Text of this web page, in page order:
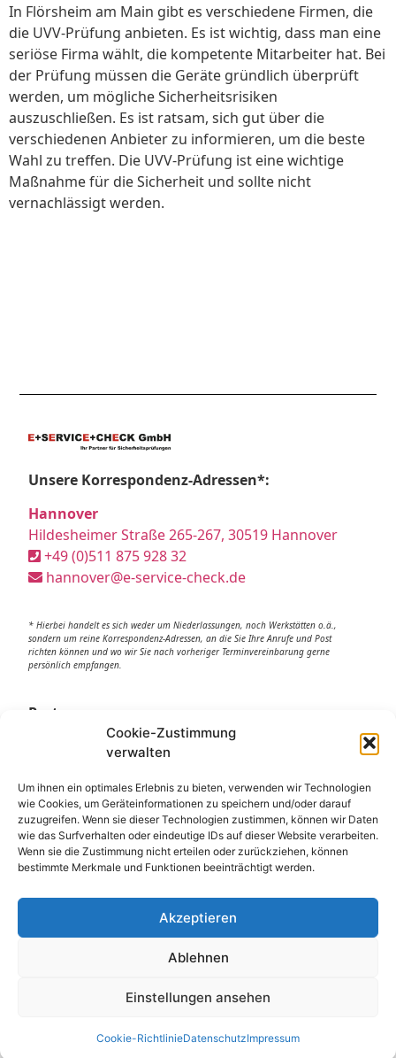
Cookie-Zustimmung
verwalten
Um ihnen ein optimales Erlebnis zu bieten, verwenden wir Technologien
wie Cookies, um Geräteinformationen zu speichern und/oder darauf
zuzugreifen. Wenn sie dieser Technologien zustimmen, können wir Daten
wie das Surfverhalten oder eindeutige IDs auf dieser Website verarbeiten.
Wenn sie die Zustimmung nicht erteilen oder zurückziehen, können
bestimmte Merkmale und Funktionen beeinträchtigt werden.
Akzeptieren
Ablehnen
Einstellungen ansehen
Cookie-RichtlinieDatenschutzImpressum
In Flörsheim am Main gibt es verschiedene Firmen, die
die UVV-Prüfung anbieten. Es ist wichtig, dass man eine
seriöse Firma wählt, die kompetente Mitarbeiter hat. Bei
der Prüfung müssen die Geräte gründlich überprüft
werden, um mögliche Sicherheitsrisiken
auszuschließen. Es ist ratsam, sich gut über die
verschiedenen Anbieter zu informieren, um die beste
Wahl zu treffen. Die UVV-Prüfung ist eine wichtige
Maßnahme für die Sicherheit und sollte nicht
vernachlässigt werden.
Unsere Korrespondenz-Adressen*:
Hannover
Hildesheimer Straße 265-267, 30519 Hannover
+49 (0)511 875 928 32
hannover@e-service-check.de
* Hierbei handelt es sich weder um Niederlassungen, noch Werkstätten o.ä.,
sondern um reine Korrespondenz-Adressen, an die Sie Ihre Anrufe und Post
richten können und wo wir Sie nach vorheriger Terminvereinbarung gerne
persönlich empfangen.
Partner:
DGUV Prüfung
DGUV V3
Stellenangebot
Job
E Service GmbH
E Check GmbH
E Service Check Expert
E Service Check Partners